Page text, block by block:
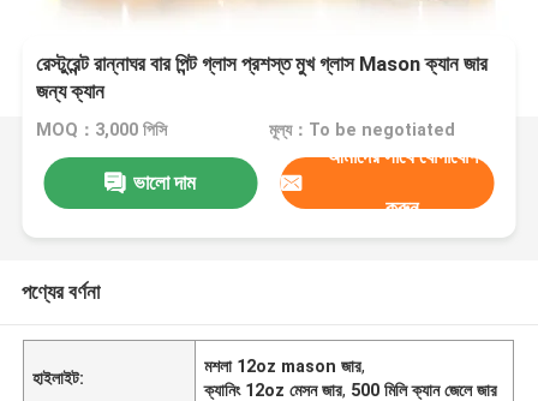
রেস্টুরেন্ট রান্নাঘর বার পিন্ট গ্লাস প্রশস্ত মুখ গ্লাস Mason ক্যান জার
জন্য ক্যান
MOQ：3,000 পিসি মূল্য：To be negotiated
ভালো দাম
আমাদের সাথে যোগাযোগ
করুন
পণ্যের বর্ণনা
হাইলাইট:
মশলা 12oz mason জার,
ক্যানিং 12oz মেসন জার, 500 মিলি ক্যান জেলে জার